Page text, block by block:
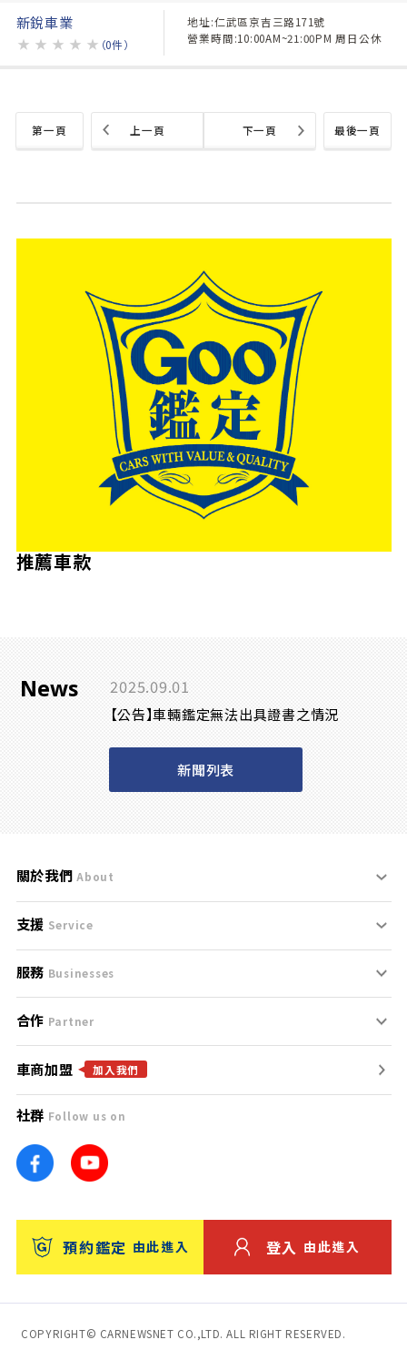
新銳車業
★ ★ ★ ★ ★ （0件）
地址:仁武區京吉三路171號
營業時間:10:00AM~21:00PM 周日公休
第一頁 最後一頁
上一頁 下一頁
推薦車款
News 2025.09.01
【公告】車輛鑑定無法出具證書之情況
新聞列表
關於我們 About
刊登規範
服務條款
免責聲明
隱私權政策
團隊
車訊網
台灣優良中古車商大獎
支援 Service
支援中心
聯絡我們
服務 Businesses
什麼是Goo鑑定？
找好車
找好店
找海外車
消費者評價
保固
合作 Partner
合作夥伴
廣告合作
車商加盟 加入我們
社群 Follow us on
預約鑑定 由此進入 登入 由此進入
COPYRIGHT© CARNEWSNET CO.,LTD. ALL RIGHT RESERVED.